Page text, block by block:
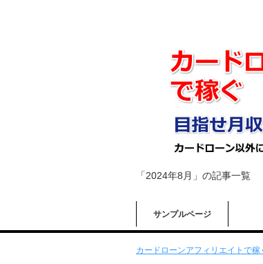
「2024年8月」の記事一覧
サンプルページ
カードローンアフィリエイトで